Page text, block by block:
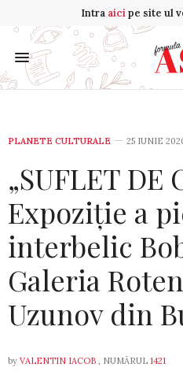
Intra aicipe site ul
PLANETE CULTURALE 25 IUNIE
„SUFLET DE
Expoziție a
interbelic
Galeria
Uzunov din
by VALENTIN IACOB , NUMĂRUL 1421